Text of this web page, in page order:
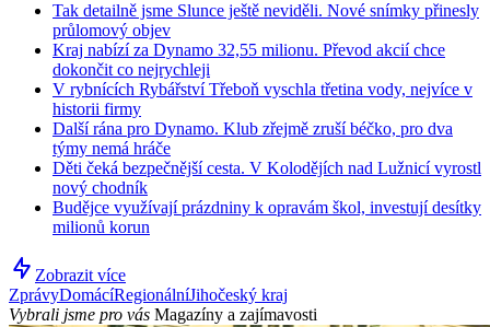
Tak detailně jsme Slunce ještě neviděli. Nové snímky přinesly
průlomový objev
Kraj nabízí za Dynamo 32,55 milionu. Převod akcií chce
dokončit co nejrychleji
V rybnících Rybářství Třeboň vyschla třetina vody, nejvíce v
historii firmy
Další rána pro Dynamo. Klub zřejmě zruší béčko, pro dva
týmy nemá hráče
Děti čeká bezpečnější cesta. V Kolodějích nad Lužnicí vyrostl
nový chodník
Budějce využívají prázdniny k opravám škol, investují desítky
milionů korun
Zobrazit více
ZprávyDomácíRegionálníJihočeský kraj
Vybrali jsme pro vás Magazíny a zajímavosti